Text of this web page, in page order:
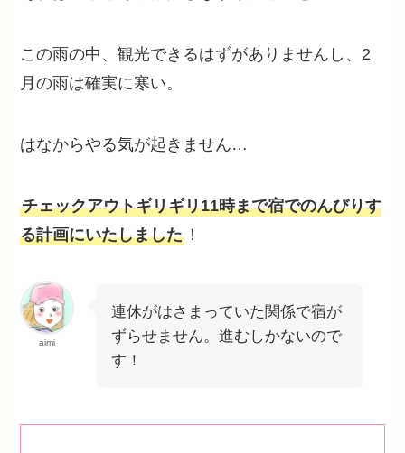
この雨の中、観光できるはずがありませんし、2
月の雨は確実に寒い。
はなからやる気が起きません…
チェックアウトギリギリ11時まで宿でのんびりす
る計画にいたしました ！
aimi
連休がはさまっていた関係で宿が
ずらせません。進むしかないので
す！